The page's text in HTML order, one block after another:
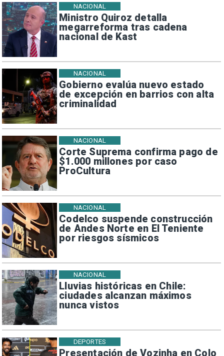
Ministro Quiroz detalla
megarreforma tras cadena
nacional de Kast
NACIONAL
Gobierno evalúa nuevo estado
de excepción en barrios con alta
criminalidad
NACIONAL
Corte Suprema confirma pago de
$1.000 millones por caso
ProCultura
NACIONAL
Codelco suspende construcción
de Andes Norte en El Teniente
por riesgos sísmicos
NACIONAL
Lluvias históricas en Chile:
ciudades alcanzan máximos
nunca vistos
NACIONAL
Presentación de Vozinha en Colo
DEPORTES